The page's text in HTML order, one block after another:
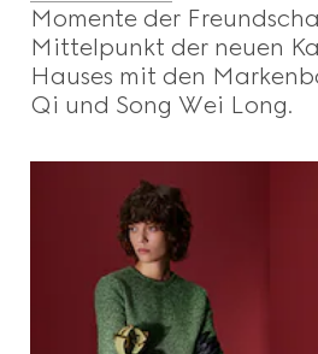
Momente der
Mittelpunkt der neuen
Hauses mit den
Qi und Song Wei Long.